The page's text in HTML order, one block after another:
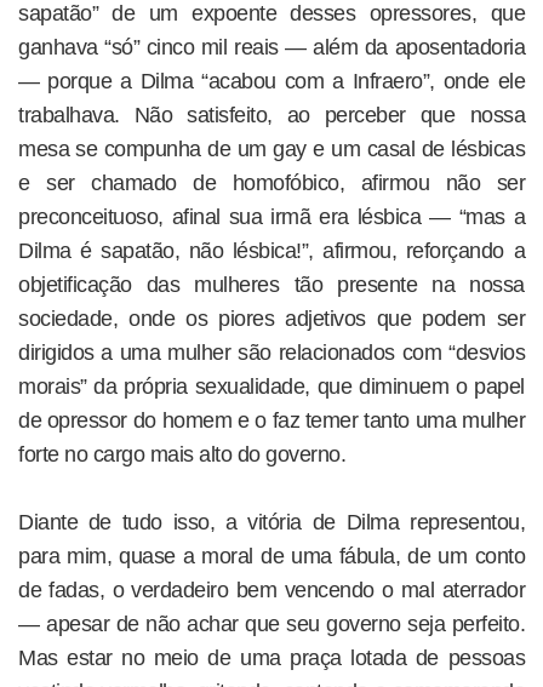
sapatão” de um expoente desses opressores, que
ganhava “só” cinco mil reais — além da aposentadoria
— porque a Dilma “acabou com a Infraero”, onde ele
trabalhava. Não satisfeito, ao perceber que nossa
mesa se compunha de um gay e um casal de lésbicas
e ser chamado de homofóbico, afirmou não ser
preconceituoso, afinal sua irmã era lésbica — “mas a
Dilma é sapatão, não lésbica!”, afirmou, reforçando a
objetificação das mulheres tão presente na nossa
sociedade, onde os piores adjetivos que podem ser
dirigidos a uma mulher são relacionados com “desvios
morais” da própria sexualidade, que diminuem o papel
de opressor do homem e o faz temer tanto uma mulher
forte no cargo mais alto do governo.
Diante de tudo isso, a vitória de Dilma representou,
para mim, quase a moral de uma fábula, de um conto
de fadas, o verdadeiro bem vencendo o mal aterrador
— apesar de não achar que seu governo seja perfeito.
Mas estar no meio de uma praça lotada de pessoas